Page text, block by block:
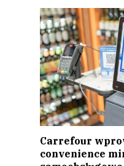
Carrefour
convenience